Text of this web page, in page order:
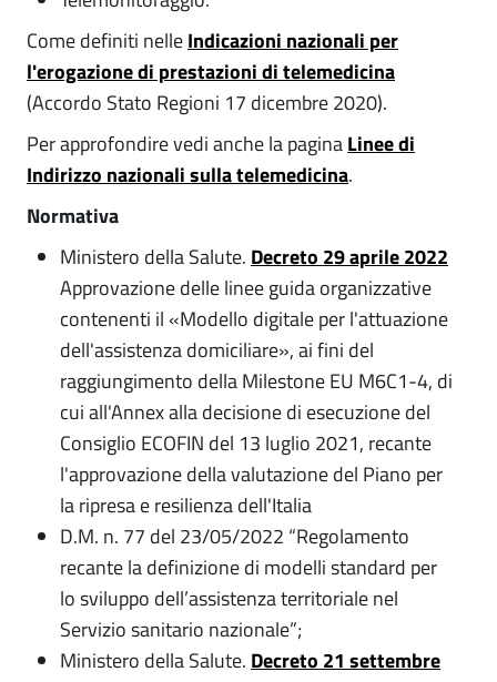
Come definiti nelleIndicazioni nazionali per
l'erogazione di prestazioni di telemedicina
(Accordo Stato Regioni 17 dicembre 2020).
Per approfondire vedi anche la paginaLinee di
Indirizzo nazionali sulla telemedicina.
Normativa
Ministero della Salute. Decreto 29 aprile 2022
Approvazione delle linee guida organizzative
contenenti il «Modello digitale per l'attuazione
dell'assistenza domiciliare», ai fini del
raggiungimento della Milestone EU M6C1-4, di
cui all'Annex alla decisione di esecuzione del
Consiglio ECOFIN del 13 luglio 2021, recante
l'approvazione della valutazione del Piano per
la ripresa e resilienza dell'Italia
D.M. n. 77 del 23/05/2022 “Regolamento
recante la definizione di modelli standard per
lo sviluppo dell’assistenza territoriale nel
Servizio sanitario nazionale”;
Ministero della Salute. Decreto 21 settembre